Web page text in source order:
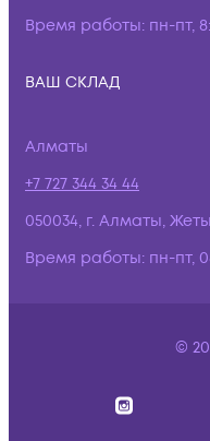
Время работы: пн-пт,
ВАШ СКЛАД
Алматы
+7 727 344 34 44
050034, г. Алматы,
Время работы: пн-пт,
©